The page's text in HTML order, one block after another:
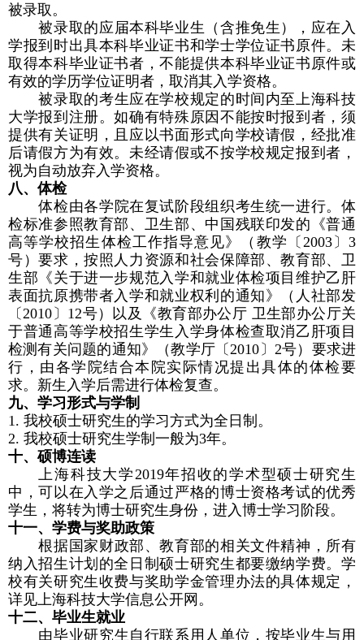
被录取。
被录取的应届本科毕业生（含推免生），应在入
学报到时出具本科毕业证书和学士学位证书原件。未
取得本科毕业证书者，不能提供本科毕业证书原件或
有效的学历学位证明者，取消其入学资格。
被录取的考生应在学校规定的时间内至上海科技
大学报到注册。如确有特殊原因不能按时报到者，须
提供有关证明，且应以书面形式向学校请假，经批准
后请假方为有效。未经请假或不按学校规定报到者，
视为自动放弃入学资格。
八、体检
体检由各学院在复试阶段组织考生统一进行。体
检标准参照教育部、卫生部、中国残联印发的《普通
高等学校招生体检工作指导意见》（教学〔 2003〕3
号）要求，按照人力资源和社会保障部、教育部、卫
生部《关于进一步规范入学和就业体检项目维护乙肝
表面抗原携带者入学和就业权利的通知》（人社部发
〔2010〕 12号）以及《教育部办公厅 卫生部办公厅关
于普通高等学校招生学生入学身体检查取消乙肝项目
检测有关问题的通知》（教学厅〔2010〕 2号）要求进
行，由各学院结合本院实际情况提出具体的体检要
求。新生入学后需进行体检复查。
九、学习形式与学制
1. 我校硕士研究生的学习方式为全日制。
2. 我校硕士研究生学制一般为3年。
十、硕博连读
上海科技大学 2019年招收的学术型硕士研究生
中，可以在入学之后通过严格的博士资格考试的优秀
学生，将转为博士研究生身份，进入博士学习阶段。
十一、学费与奖助政策
根据国家财政部、教育部的相关文件精神，所有
纳入招生计划的全日制硕士研究生都要缴纳学费。学
校有关研究生收费与奖助学金管理办法的具体规定，
详见上海科技大学信息公开网。
十二、毕业生就业
由毕业研究生自行联系用人单位，按毕业生与用